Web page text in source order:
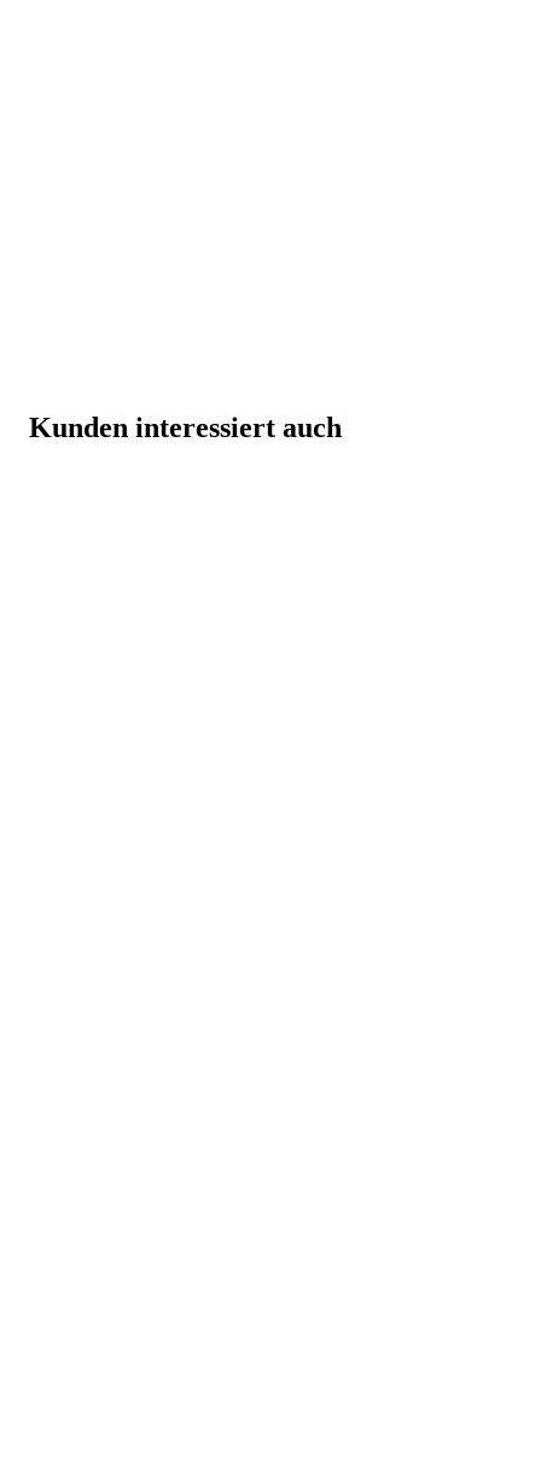
Kunden interessiert auch